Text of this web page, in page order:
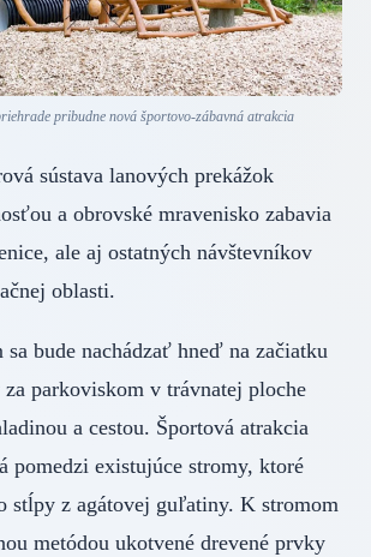
pribudne nová športovo-zábavná atrakcia
sústava lanových prekážok
a obrovské mravenisko zabavia
ale aj ostatných návštevníkov
oblasti.
sa bude nachádzať hneď na začiatku
za parkoviskom v trávnatej ploche
a cestou. Športová atrakcia
pomedzi existujúce stromy, ktoré
stĺpy z agátovej guľatiny. K stromom
metódou ukotvené drevené prvky